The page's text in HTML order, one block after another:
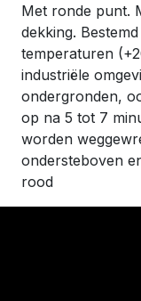
Met ronde punt.
dekking.
temperaturen
industriële
ondergronden,
op na 5 tot 7
worden
ondersteboven
rood